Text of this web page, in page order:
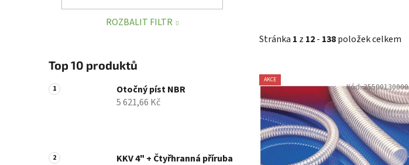
l
ROZBALIT FILTR
Top 10 produktů
Otočný píst NBR
5 621,66 Kč
KKV 4" + Čtyřhranná příruba
Stránka 1 z 12- 138položek celkem
V
ý
p
i
s
p
AKCE
Kód:35500130000